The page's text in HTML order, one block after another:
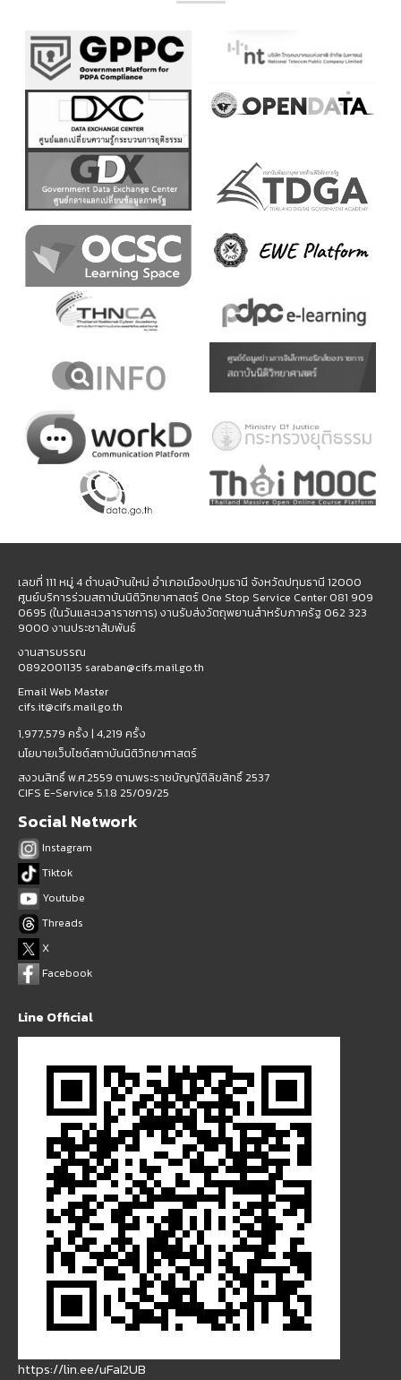
เลขที่ 111 หมู่ 4 ตำบลบ้านใหม่ อำเภอเมืองปทุมธานี จังหวัดปทุมธานี 12000
ศูนย์บริการร่วมสถาบันนิติวิทยาศาสตร์ One Stop Service Center 081 909
0695 (ในวันและเวลาราชการ) งานรับส่งวัตถุพยานสำหรับภาครัฐ 062 323
9000 งานประชาสัมพันธ์
งานสารบรรณ
0892001135 saraban@cifs.mail.go.th
Email Web Master
cifs.it@cifs.mail.go.th
1,977,579 ครั้ง | 4,219 ครั้ง
นโยบายเว็บไซต์สถาบันนิติวิทยาศาสตร์
สงวนสิทธิ์ พ.ศ.2559 ตามพระราชบัญญัติลิขสิทธิ์ 2537
CIFS E-Service 5.1.8 25/09/25
Social Network
Instagram
Tiktok
Youtube
Threads
X
Facebook
Line Official
https://lin.ee/uFaI2UB